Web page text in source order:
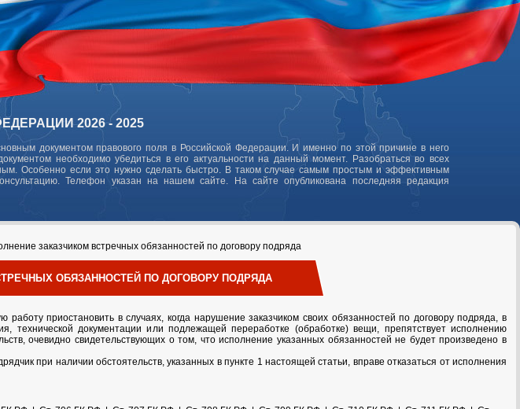
2026 - 2025
документом правового поля в Российской Федерации. И именно по этой причине в него
необходимо убедиться в его актуальности на данный момент. Разобраться во всех
Особенно если это нужно сделать быстро. В таком случае самым простым и эффективным
Телефон указан на нашем сайте. На сайте опубликована последняя редакция
заказчиком встречных обязанностей по договору подряда
ОБЯЗАННОСТЕЙ ПО ДОГОВОРУ ПОДРЯДА
приостановить в случаях, когда нарушение заказчиком своих обязанностей по договору подряда, в
технической документации или подлежащей переработке (обработке) вещи, препятствует исполнению
очевидно свидетельствующих о том, что исполнение указанных обязанностей не будет произведено в
при наличии обстоятельств, указанных в пункте 1 настоящей статьи, вправе отказаться от исполнения